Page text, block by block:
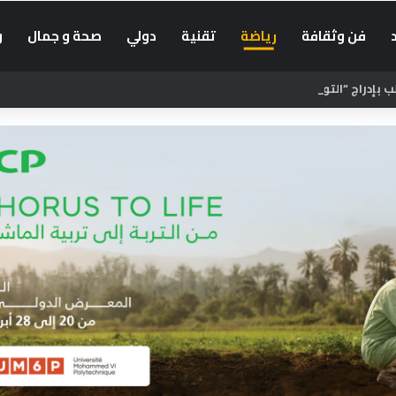
فن وثقافة رياضة تقنية دولي صحة و جمال
“التوقيت الميسر” في الحوار الاجتماعي